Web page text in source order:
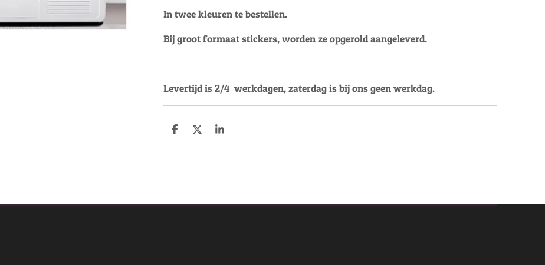
In twee kleuren te bestellen.
Bij groot formaat stickers, worden ze opgerold aangeleverd.
Levertijd is 2/4 werkdagen, zaterdag is bij ons geen werkdag.
D
D
S